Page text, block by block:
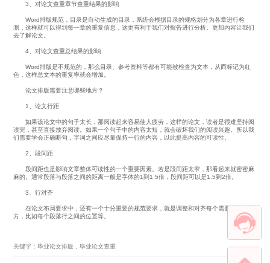
3、对论文查重章节查重结果的影响
Word排版规范，目录是自动生成的目录，系统会根据目录的规格划分为各章进行检
测，这样就可以得到每一章的重复信息，这更有利于我们对报告进行分析。更加内容让我们
去了解论文。
4、对论文查重总结果的影响
Word排版是不规范的，那么目录、参考资料等都有可能被检查为文本，从而标记为红
色，这样总文本的重复率就会增加。
论文排版需要注意哪些地方？
1、论文行距
如果该论文中的句子太长，那阅读起来容易使人疲劳，这样的论文，读者是很难坚持阅
读完，甚至直接放弃阅读。如果一个句子中的内容太短，就会破坏我们的阅读兴趣。所以我
们需要学会正确断句，字词之间应尽量保持一行的内容，以此提高内容的可读性。
2、段间距
段间距也是影响文章整体可读性的一个重要因素。若是段间距太窄，那看起来就密密麻
麻的。通常段落与段落之间的距离一般是字体的1到1.5倍，段间距可以是1.5到2倍。
3、行对齐
在论文布局要求中，还有一个十分重要的规范要求，就是调整和对齐每个需要对齐的地
方，比如每个段落行之间的位置等。
关键字：毕业论文排版，毕业论文查重